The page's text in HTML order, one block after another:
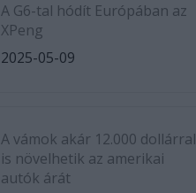
A G6-tal hódít Európában az
XPeng
2025-05-09
A vámok akár 12.000 dollárral
is növelhetik az amerikai
autók árát